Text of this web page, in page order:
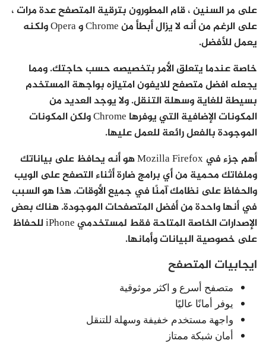
على مر السنين ، قام المطورون بترقية المتصفح عدة مرات ،
على الرغم من أنه لا يزال أبطأ من Chrome و Opera ولكنه
يعمل للأفضل.
خاصة عندما يتعلق الأمر بتخصيصه حسب حاجتك. ومما
يجعله افضل متصفح للايفون امتيازه بواجهة المستخدم
بسيطة للغاية وسهلة التنقل. ولا يوجد العديد من
المكونات الإضافية التي يوفرها Chrome ولكن المكونات
الموجودة بالفعل رائعة للعمل عليها.
أهم جزء في Mozilla Firefox هو أنه يحافظ على بياناتك
وملفاتك محمية من أي برامج ضارة أثناء التصفح على الويب
والحفاظ على نظامك آمنًا في جميع الأوقات. هذا هو السبب
في أنها واحدة من أفضل المتصفحات الموجودة. هناك بعض
الإصدارات الخاصة المتاحة فقط لمستخدمي iPhone للحفاظ
على خصوصية البيانات وأمانها.
ايجابيات المتصفح
متصفح أسرع و اكثر موثوقية
يوفر أمانًا عاليًا
واجهة مستخدم خفيفة وسهلة للتنقل
أمان شبكة ممتاز